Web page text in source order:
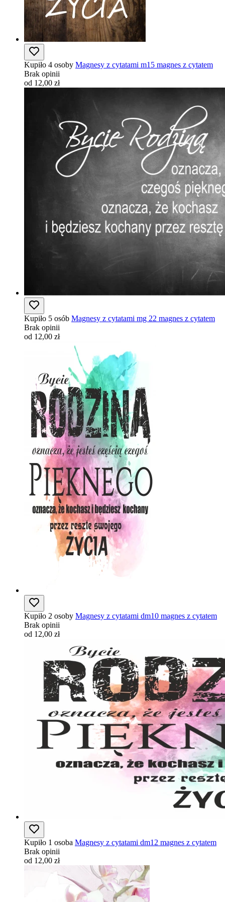
Kupiło 4 osoby Magnesy z cytatami m15 magnes z cytatem
Brak opinii
od 12,00 zł
Kupiło 5 osób Magnesy z cytatami mg 22 magnes z cytatem
Brak opinii
od 12,00 zł
Kupiło 2 osoby Magnesy z cytatami dm10 magnes z cytatem
Brak opinii
od 12,00 zł
Kupiło 1 osoba Magnesy z cytatami dm12 magnes z cytatem
Brak opinii
od 12,00 zł